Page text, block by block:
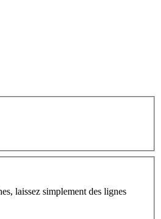
laissez simplement des lignes